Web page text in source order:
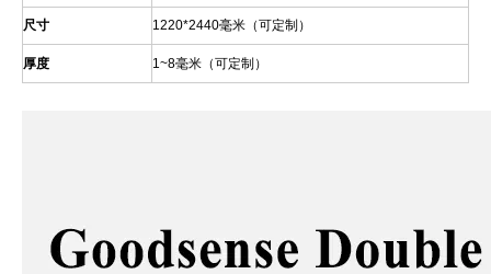
尺寸 1220*2440毫米（可定制）
厚度 1~8毫米（可定制）